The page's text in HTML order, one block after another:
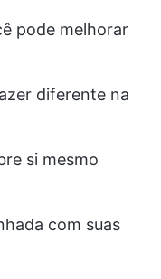
pode melhorar
diferente na
si mesmo
com suas